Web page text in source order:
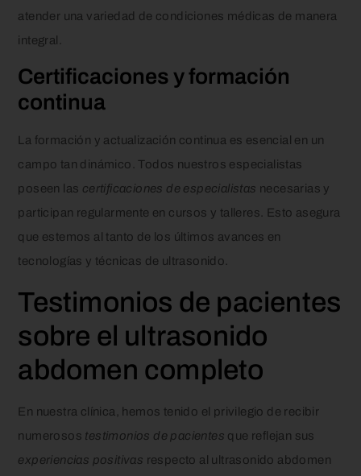
atender una variedad de condiciones médicas de manera
integral.
Certificaciones y formación
continua
La formación y actualización continua es esencial en un
campo tan dinámico. Todos nuestros especialistas
poseen las certificaciones de especialistas necesarias y
participan regularmente en cursos y talleres. Esto asegura
que estemos al tanto de los últimos avances en
tecnologías y técnicas de ultrasonido.
Testimonios de pacientes
sobre el ultrasonido
abdomen completo
En nuestra clínica, hemos tenido el privilegio de recibir
numerosos testimonios de pacientes que reflejan sus
experiencias positivas respecto al ultrasonido abdomen